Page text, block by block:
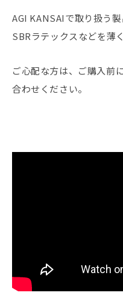
AGI KANSAIで取り扱う
SBRラテックスなどを薄
ご心配な方は、ご購入前
合わせください。